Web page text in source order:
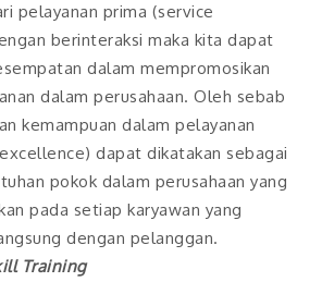
pelayanan prima (service
berinteraksi maka kita dapat
dalam mempromosikan
dalam perusahaan. Oleh sebab
kemampuan dalam pelayanan
dapat dikatakan sebagai
pokok dalam perusahaan yang
pada setiap karyawan yang
dengan pelanggan.
Training